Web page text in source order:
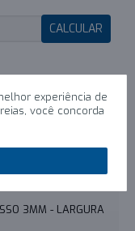
CALCULAR
3MM - LARGURA
experiência de
você concorda